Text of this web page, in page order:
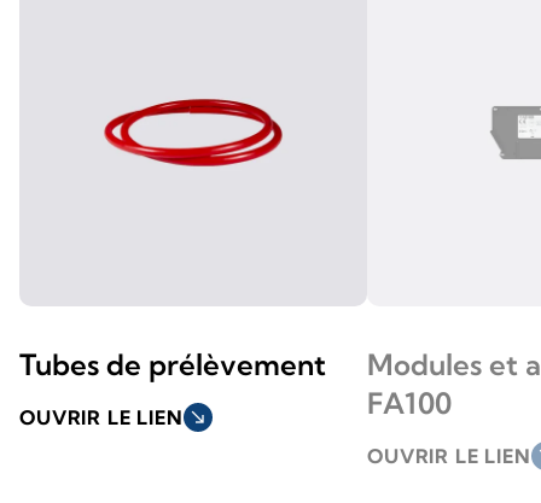
Tubes de prélèvement
OUVRIR LE LIEN south_east
Modules et
FA100
OUVRIR LE LIEN